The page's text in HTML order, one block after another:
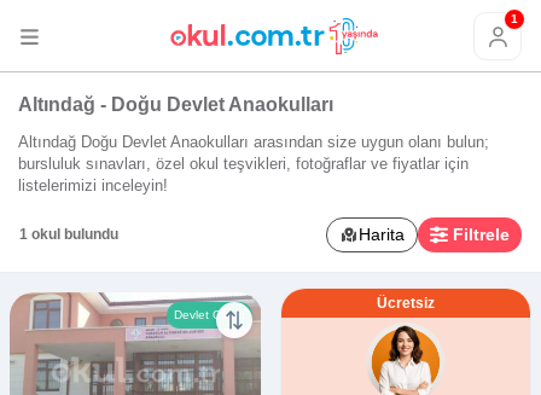
1
Altındağ - Doğu Devlet Anaokulları
Altındağ Doğu Devlet Anaokulları arasından size uygun olanı bulun;
bursluluk sınavları, özel okul teşvikleri, fotoğraflar ve fiyatlar için
listelerimizi inceleyin!
1 okul bulundu Harita Filtrele
Devlet Okulu
Ücretsiz